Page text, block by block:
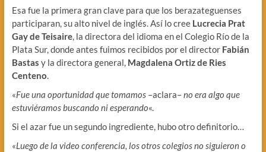
Esa fue la primera gran clave para que los berazateguenses
participaran, su alto nivel de inglés. Así lo cree Lucrecia Prat
Gay de Teisaire, la directora del idioma en el Colegio Río de la
Plata Sur, donde antes fuimos recibidos por el director Fabián
Bastas y la directora general, Magdalena Ortiz de Ries
Centeno.
«Fue una oportunidad que tomamos –aclara–no era algo que
estuviéramos buscando ni esperando«.
Si el azar fue un segundo ingrediente, hubo otro definitorio…
«Luego de la video conferencia, los otros colegios no siguieron o